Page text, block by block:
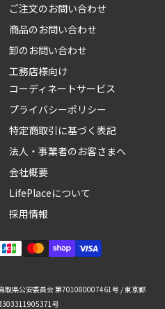
ご注文のお問い合わせ
商品のお問い合わせ
卸のお問い合わせ
工務店様向け
コーディネートサービス
プライバシーポリシー
特定商取引に基づく表記
法人・事業者のお客さまへ
会社概要
LifePlaceについて
採用情報
取県公安委員会 第701080007461号 / 東京都
303311905371号